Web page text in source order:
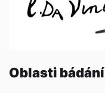
Oblasti bádání